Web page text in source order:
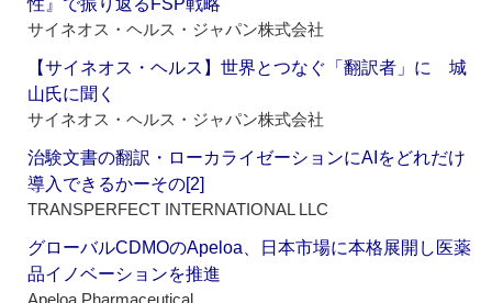
性』で振り返るFSP戦略
サイネオス・ヘルス・ジャパン株式会社
【サイネオス・ヘルス】世界とつなぐ「翻訳者」に 城
山氏に聞く
サイネオス・ヘルス・ジャパン株式会社
治験文書の翻訳・ローカライゼーションにAIをどれだけ
導入できるかーその[2]
TRANSPERFECT INTERNATIONAL LLC
グローバルCDMOのApeloa、日本市場に本格展開し医薬
品イノベーションを推進